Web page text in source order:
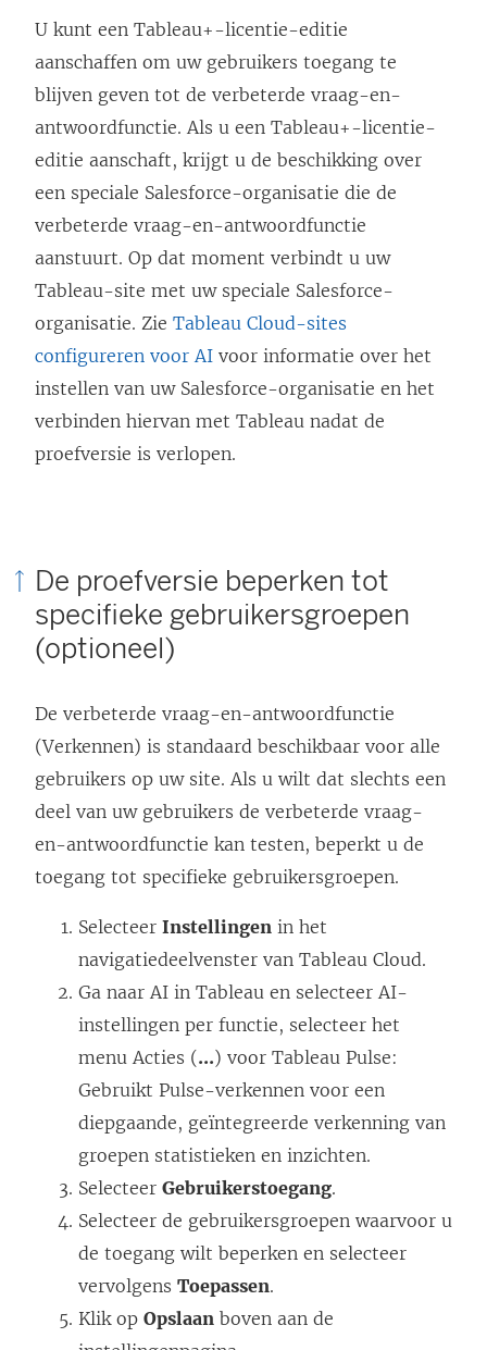
U kunt een Tableau+-licentie-editie
aanschaffen om uw gebruikers toegang te
blijven geven tot de verbeterde vraag-en-
antwoordfunctie. Als u een Tableau+-licentie-
editie aanschaft, krijgt u de beschikking over
een speciale Salesforce-organisatie die de
verbeterde vraag-en-antwoordfunctie
aanstuurt. Op dat moment verbindt u uw
Tableau-site met uw speciale Salesforce-
organisatie. Zie Tableau Cloud-sites
configureren voor AI voor informatie over het
instellen van uw Salesforce-organisatie en het
verbinden hiervan met Tableau nadat de
proefversie is verlopen.
De proefversie beperken tot
specifieke gebruikersgroepen
(optioneel)
De verbeterde vraag-en-antwoordfunctie
(Verkennen) is standaard beschikbaar voor alle
gebruikers op uw site. Als u wilt dat slechts een
deel van uw gebruikers de verbeterde vraag-
en-antwoordfunctie kan testen, beperkt u de
toegang tot specifieke gebruikersgroepen.
Selecteer Instellingen in het
navigatiedeelvenster van Tableau Cloud.
Ga naar AI in Tableau en selecteer AI-
instellingen per functie, selecteer het
menu Acties (...) voor Tableau Pulse:
Gebruikt Pulse-verkennen voor een
diepgaande, geïntegreerde verkenning van
groepen statistieken en inzichten.
Selecteer Gebruikerstoegang.
Selecteer de gebruikersgroepen waarvoor u
de toegang wilt beperken en selecteer
vervolgens Toepassen.
Klik op Opslaan boven aan de